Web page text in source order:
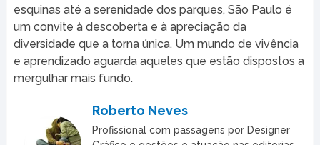
esquinas até a serenidade dos parques, São Paulo é
um convite à descoberta e à apreciação da
diversidade que a torna única. Um mundo de vivência
e aprendizado aguarda aqueles que estão dispostos a
mergulhar mais fundo.
Roberto Neves
Profissional com passagens por Designer